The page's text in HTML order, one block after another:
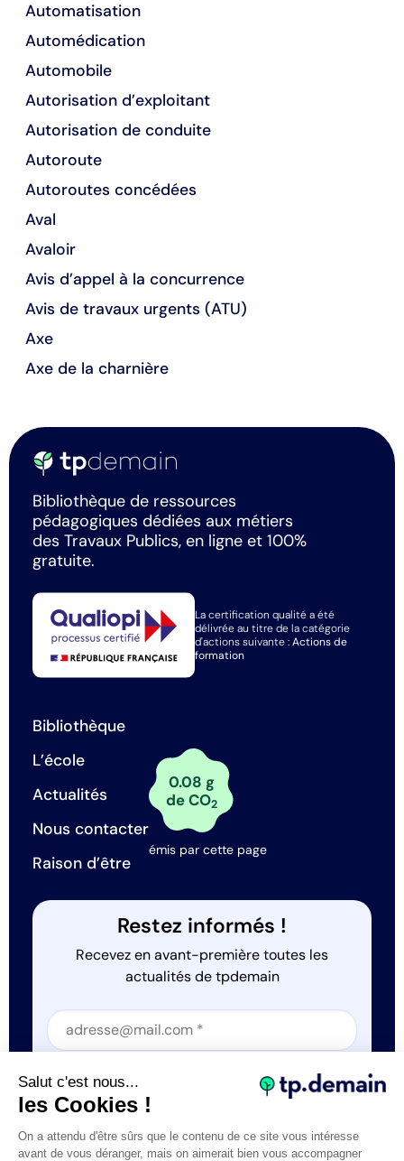
Automatisation
Automédication
Automobile
Autorisation d’exploitant
Autorisation de conduite
Autoroute
Autoroutes concédées
Aval
Avaloir
Avis d’appel à la concurrence
Avis de travaux urgents (ATU)
Axe
Axe de la charnière
Bibliothèque de ressources
pédagogiques dédiées aux métiers
des Travaux Publics, en ligne et 100%
gratuite.
La certification qualité a été
délivrée au titre de la catégorie
d'actions suivante :Actions de
formation
Bibliothèque
L’école
Actualités
Nous contacter
Raison d’être
0.08 g
de CO2
émis par cette page
Restez informés !
Recevez en avant-première toutes les
actualités de tpdemain
Section
Section
J'accepte que tp.demain utilise mes informations
Salut c'est nous...
les Cookies !
On a attendu d'être sûrs que le contenu de ce site vous intéresse
avant de vous déranger, mais on aimerait bien vous accompagner